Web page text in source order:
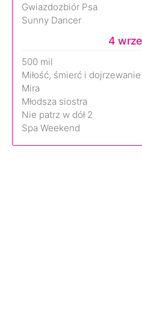
Gwiazdozbiór Psa
Sunny Dancer
4
500 mil
Miłość, śmierć i
Mira
Młodsza siostra
Nie patrz w dół 2
Spa Weekend